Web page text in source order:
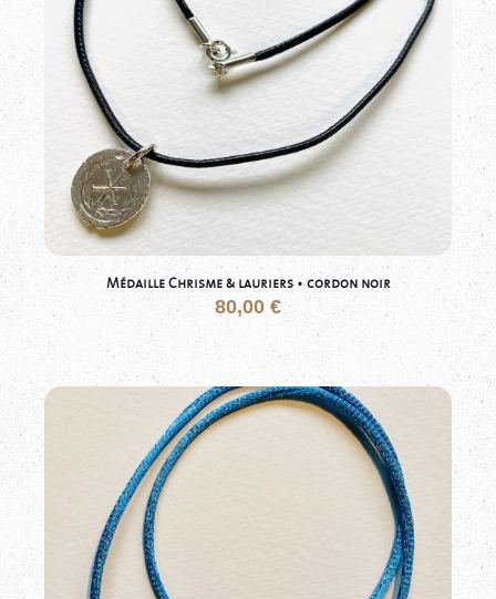
Médaille Chrisme & lauriers • cordon noir
80,00 €